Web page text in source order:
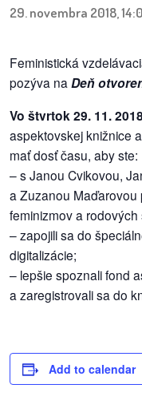
časti
konania
stavebné
konania
pripomienkové
konania
dobrá
prax
práca
petície
29. novembra 2018,
Feministická
pozýva na Deň
Vo štvrtok 29. 11.
aspektovskej knižnice
mať dosť času, aby ste:
– s Janou Cvikovou,
a Zuzanou Maďarovou
feminizmov a rodových
– zapojili sa do
digitalizácie;
– lepšie spoznali fond
a zaregistrovali sa do
Add to calendar